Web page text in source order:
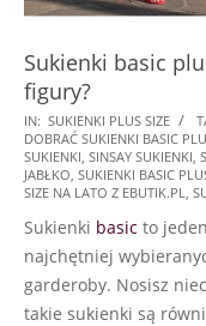
Sukienki basic
figury?
2026-
07-
09
IN: SUKIENKI PLUS SIZE
DOBRAĆ SUKIENKI BASIC
SUKIENKI SINSAY SUKIENKI
JABŁKO SUKIENKI BASIC
SIZE NA LATO Z EBUTIK.PL
Sukienki basic to
najchętniej
garderoby. Nosisz
takie sukienki są